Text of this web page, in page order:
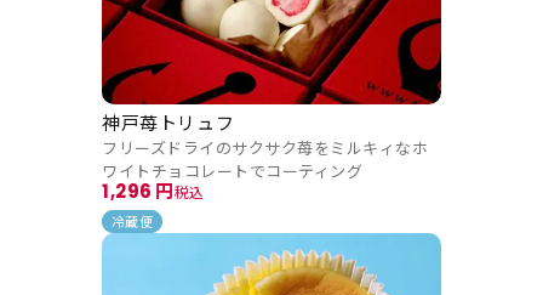
フリーズドライのサクサク苺をミルキィなホ
ワイトチョコレートでコーティング
神戸苺トリュフ
冷蔵便
1,296 税込